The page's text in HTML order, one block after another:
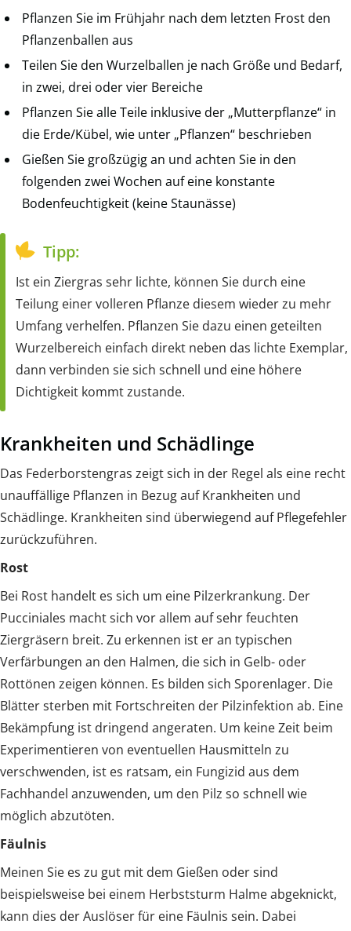
Pflanzen Sie im Frühjahr nach dem letzten Frost den
Pflanzenballen aus
Teilen Sie den Wurzelballen je nach Größe und Bedarf,
in zwei, drei oder vier Bereiche
Pflanzen Sie alle Teile inklusive der „Mutterpflanze“ in
die Erde/Kübel, wie unter „Pflanzen“ beschrieben
Gießen Sie großzügig an und achten Sie in den
folgenden zwei Wochen auf eine konstante
Bodenfeuchtigkeit (keine Staunässe)
Tipp:
Ist ein Ziergras sehr lichte, können Sie durch eine
Teilung einer volleren Pflanze diesem wieder zu mehr
Umfang verhelfen. Pflanzen Sie dazu einen geteilten
Wurzelbereich einfach direkt neben das lichte Exemplar,
dann verbinden sie sich schnell und eine höhere
Dichtigkeit kommt zustande.
Krankheiten und Schädlinge
Das Federborstengras zeigt sich in der Regel als eine recht
unauffällige Pflanzen in Bezug auf Krankheiten und
Schädlinge. Krankheiten sind überwiegend auf Pflegefehler
zurückzuführen.
Rost
Bei Rost handelt es sich um eine Pilzerkrankung. Der
Pucciniales macht sich vor allem auf sehr feuchten
Ziergräsern breit. Zu erkennen ist er an typischen
Verfärbungen an den Halmen, die sich in Gelb- oder
Rottönen zeigen können. Es bilden sich Sporenlager. Die
Blätter sterben mit Fortschreiten der Pilzinfektion ab. Eine
Bekämpfung ist dringend angeraten. Um keine Zeit beim
Experimentieren von eventuellen Hausmitteln zu
verschwenden, ist es ratsam, ein Fungizid aus dem
Fachhandel anzuwenden, um den Pilz so schnell wie
möglich abzutöten.
Fäulnis
Meinen Sie es zu gut mit dem Gießen oder sind
beispielsweise bei einem Herbststurm Halme abgeknickt,
kann dies der Auslöser für eine Fäulnis sein. Dabei